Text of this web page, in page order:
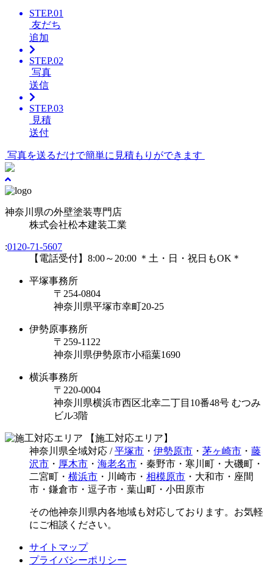
STEP.01
友だち
追加
STEP.02
写真
送信
STEP.03
見積
送付
写真を送るだけで簡単に見積もりができます
神奈川県の外壁塗装専門店
株式会社松本建装工業
:0120-71-5607
【電話受付】8:00～20:00 ＊土・日・祝日もOK＊
平塚事務所
〒254-0804
神奈川県平塚市幸町20-25
伊勢原事務所
〒259-1122
神奈川県伊勢原市⼩稲葉1690
横浜事務所
〒220-0004
神奈川県横浜市西区北幸二丁目10番48号 むつみ
ビル3階
【施工対応エリア】
神奈川県全域対応 /平塚市 ・ 伊勢原市 ・ 茅ヶ崎市 ・ 藤
沢市 ・ 厚木市 ・ 海老名市 ・秦野市・寒川町・大磯町・
二宮町・ 横浜市 ・川崎市・ 相模原市 ・大和市・座間
市・鎌倉市・逗子市・葉山町・小田原市
その他神奈川県内各地域も対応しております。お気軽
にご相談ください。
サイトマップ
プライバシーポリシー